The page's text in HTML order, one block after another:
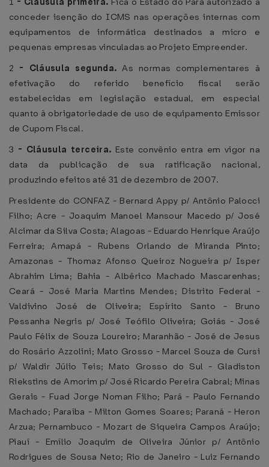
conceder isenção do ICMS nas operações internas com
equipamentos de informática destinados a micro e
pequenas empresas vinculadas ao Projeto Empreender.
2 - Cláusula segunda.As normas complementares à
efetivação do referido benefício fiscal serão
estabelecidas em legislação estadual, em especial
quanto à obrigatoriedade de uso de equipamento Emissor
de Cupom Fiscal.
3 - Cláusula terceira. Este convênio entra em vigor na
data da publicação de sua ratificação nacional,
produzindo efeitos até 31 de dezembro de 2007.
Presidente do CONFAZ - Bernard Appy p/ Antônio Palocci
Filho; Acre - Joaquim Manoel Mansour Macedo p/ José
Alcimar da Silva Costa; Alagoas - Eduardo Henrique Araújo
Ferreira; Amapá - Rubens Orlando de Miranda Pinto;
Amazonas - Thomaz Afonso Queiroz Nogueira p/ Isper
Abrahim Lima; Bahia - Albérico Machado Mascarenhas;
Ceará - José Maria Martins Mendes; Distrito Federal -
Valdivino José de Oliveira; Espírito Santo - Bruno
Pessanha Negris p/ José Teófilo Oliveira; Goiás - José
Paulo Félix de Souza Loureiro; Maranhão - José de Jesus
do Rosário Azzolini; Mato Grosso - Marcel Souza de Cursi
p/ Waldir Júlio Teis; Mato Grosso do Sul - Gladiston
Riekstins de Amorim p/ José Ricardo Pereira Cabral; Minas
Gerais - Fuad Jorge Noman Filho; Pará - Paulo Fernando
Machado; Paraíba - Milton Gomes Soares; Paraná - Heron
Arzua; Pernambuco - Mozart de Siqueira Campos Araújo;
Piauí - Emílio Joaquim de Oliveira Júnior p/ Antônio
Rodrigues de Sousa Neto; Rio de Janeiro - Luiz Fernando